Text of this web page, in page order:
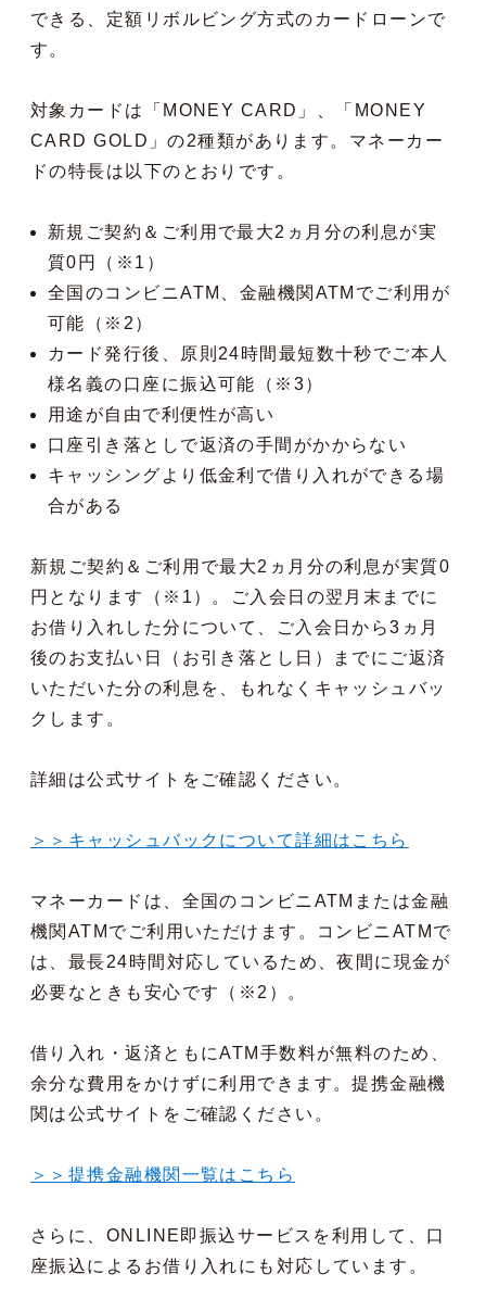
できる、定額リボルビング方式のカードローンで
す。
対象カードは「MONEY CARD」、「MONEY
CARD GOLD」の2種類があります。マネーカー
ドの特長は以下のとおりです。
新規ご契約＆ご利用で最大2ヵ月分の利息が実
質0円（※1）
全国のコンビニATM、金融機関ATMでご利用が
可能（※2）
カード発行後、原則24時間最短数十秒でご本人
様名義の口座に振込可能（※3）
用途が自由で利便性が高い
口座引き落としで返済の手間がかからない
キャッシングより低金利で借り入れができる場
合がある
新規ご契約＆ご利用で最大2ヵ月分の利息が実質0
円となります（※1）。ご入会日の翌月末までに
お借り入れした分について、ご入会日から3ヵ月
後のお支払い日（お引き落とし日）までにご返済
いただいた分の利息を、もれなくキャッシュバッ
クします。
詳細は公式サイトをご確認ください。
＞＞キャッシュバックについて詳細はこちら
マネーカードは、全国のコンビニATMまたは金融
機関ATMでご利用いただけます。コンビニATMで
は、最長24時間対応しているため、夜間に現金が
必要なときも安心です（※2）。
借り入れ・返済ともにATM手数料が無料のため、
余分な費用をかけずに利用できます。提携金融機
関は公式サイトをご確認ください。
＞＞提携金融機関一覧はこちら
さらに、ONLINE即振込サービスを利用して、口
座振込によるお借り入れにも対応しています。